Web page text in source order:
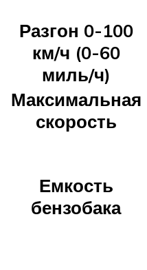
Разгон 0-100
км/ч (0-60
миль/ч)
Максимальная
скорость
Емкость
бензобака